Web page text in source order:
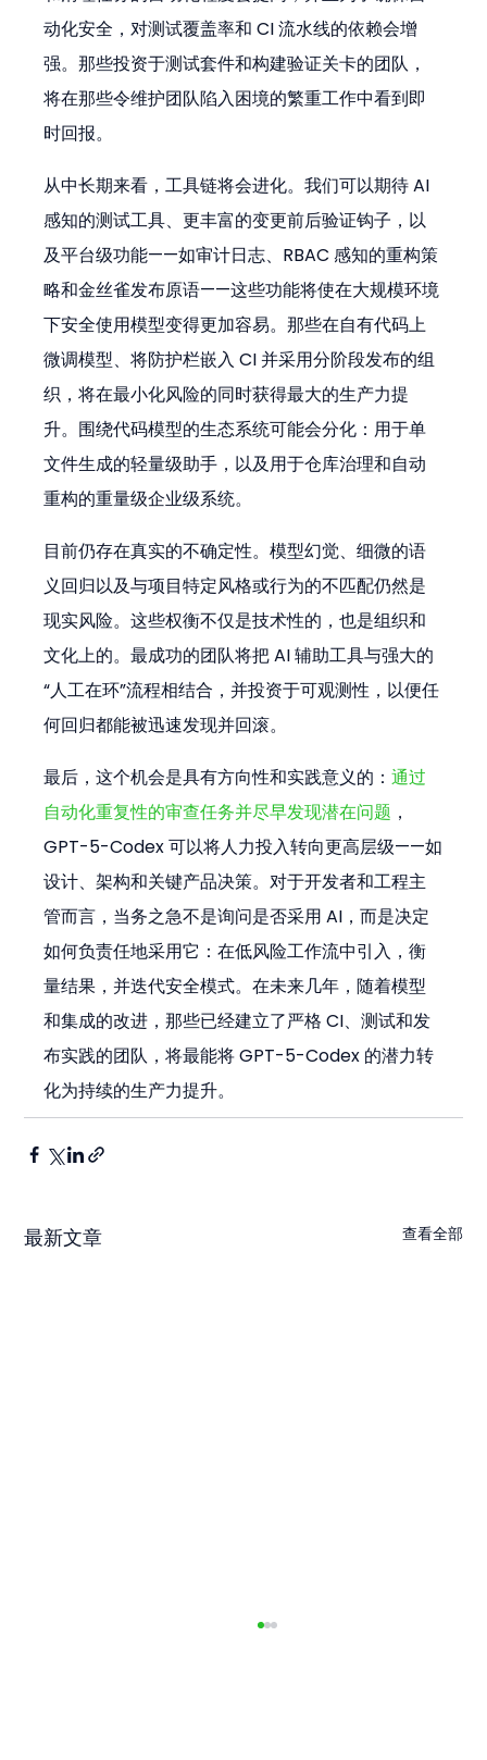
动化安全，对测试覆盖率和 CI 流水线的依赖会增
强。那些投资于测试套件和构建验证关卡的团队，
将在那些令维护团队陷入困境的繁重工作中看到即
时回报。
从中长期来看，工具链将会进化。我们可以期待 AI
感知的测试工具、更丰富的变更前后验证钩子，以
及平台级功能——如审计日志、RBAC 感知的重构策
略和金丝雀发布原语——这些功能将使在大规模环境
下安全使用模型变得更加容易。那些在自有代码上
微调模型、将防护栏嵌入 CI 并采用分阶段发布的组
织，将在最小化风险的同时获得最大的生产力提
升。围绕代码模型的生态系统可能会分化：用于单
文件生成的轻量级助手，以及用于仓库治理和自动
重构的重量级企业级系统。
目前仍存在真实的不确定性。模型幻觉、细微的语
义回归以及与项目特定风格或行为的不匹配仍然是
现实风险。这些权衡不仅是技术性的，也是组织和
文化上的。最成功的团队将把 AI 辅助工具与强大的
“人工在环”流程相结合，并投资于可观测性，以便任
何回归都能被迅速发现并回滚。
最后，这个机会是具有方向性和实践意义的：通过
自动化重复性的审查任务并尽早发现潜在问题 ，
GPT-5-Codex 可以将人力投入转向更高层级——如
设计、架构和关键产品决策。对于开发者和工程主
管而言，当务之急不是询问是否采用 AI，而是决定
如何负责任地采用它：在低风险工作流中引入，衡
量结果，并迭代安全模式。在未来几年，随着模型
和集成的改进，那些已经建立了严格 CI、测试和发
布实践的团队，将最能将 GPT-5-Codex 的潜力转
化为持续的生产力提升。
最新文章 查看全部